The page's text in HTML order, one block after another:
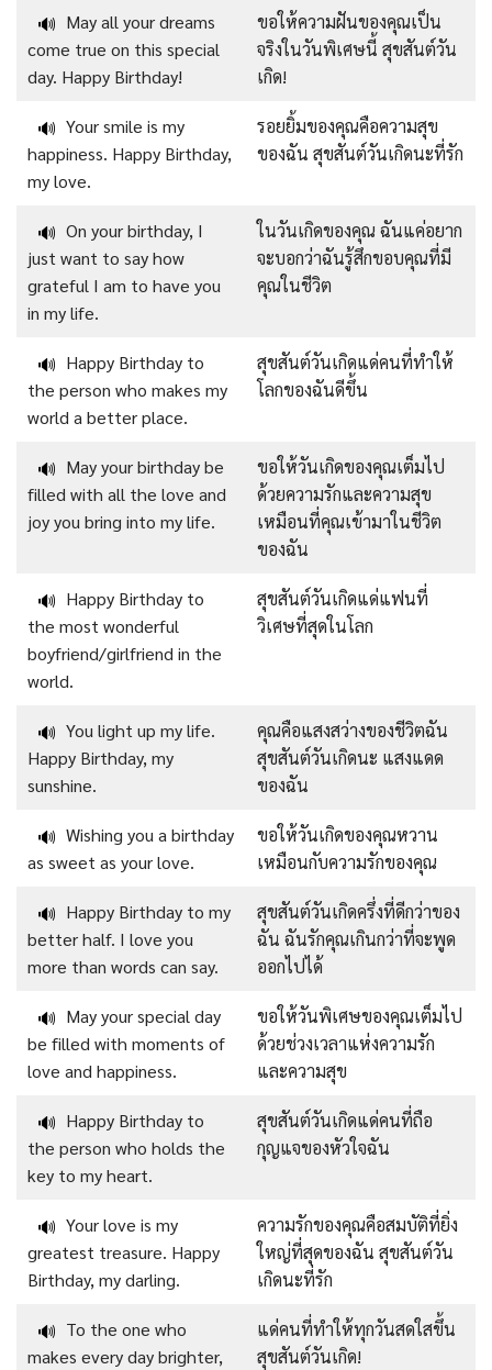
🔊 May all your dreams
come true on this special
day. Happy Birthday!
ขอให้ความฝันของคุณเป็น
จริงในวันพิเศษนี้ สุขสันต์วัน
เกิด!
🔊 Your smile is my
happiness. Happy Birthday,
my love.
รอยยิ้มของคุณคือความสุข
ของฉัน สุขสันต์วันเกิดนะที่รัก
🔊 On your birthday, I
just want to say how
grateful I am to have you
in my life.
ในวันเกิดของคุณ ฉันแค่อยาก
จะบอกว่าฉันรู้สึกขอบคุณที่มี
คุณในชีวิต
🔊 Happy Birthday to
the person who makes my
world a better place.
สุขสันต์วันเกิดแด่คนที่ทำให้
โลกของฉันดีขึ้น
🔊 May your birthday be
filled with all the love and
joy you bring into my life.
ขอให้วันเกิดของคุณเต็มไป
ด้วยความรักและความสุข
เหมือนที่คุณเข้ามาในชีวิต
ของฉัน
🔊 Happy Birthday to
the most wonderful
boyfriend/girlfriend in the
world.
สุขสันต์วันเกิดแด่แฟนที่
วิเศษที่สุดในโลก
🔊 You light up my life.
Happy Birthday, my
sunshine.
คุณคือแสงสว่างของชีวิตฉัน
สุขสันต์วันเกิดนะ แสงแดด
ของฉัน
🔊 Wishing you a birthday
as sweet as your love.
ขอให้วันเกิดของคุณหวาน
เหมือนกับความรักของคุณ
🔊 Happy Birthday to my
better half. I love you
more than words can say.
สุขสันต์วันเกิดครึ่งที่ดีกว่าของ
ฉัน ฉันรักคุณเกินกว่าที่จะพูด
ออกไปได้
🔊 May your special day
be filled with moments of
love and happiness.
ขอให้วันพิเศษของคุณเต็มไป
ด้วยช่วงเวลาแห่งความรัก
และความสุข
🔊 Happy Birthday to
the person who holds the
key to my heart.
สุขสันต์วันเกิดแด่คนที่ถือ
กุญแจของหัวใจฉัน
🔊 Your love is my
greatest treasure. Happy
Birthday, my darling.
ความรักของคุณคือสมบัติที่ยิ่ง
ใหญ่ที่สุดของฉัน สุขสันต์วัน
เกิดนะที่รัก
🔊 To the one who
makes every day brighter,
แด่คนที่ทำให้ทุกวันสดใสขึ้น
สุขสันต์วันเกิด!